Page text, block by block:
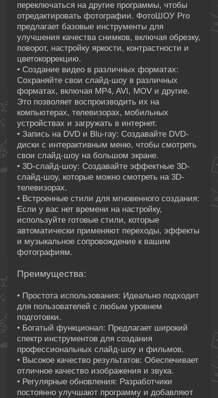
переключаться на другие программы, чтобы
отредактировать фотографии. ФотоШОУ Pro
предлагает базовые инструменты для
улучшения качества снимков, включая обрезку,
поворот, настройку яркости, контрастности и
цветокоррекцию.
• Создание видео в различных форматах:
Сохраняйте свои слайд-шоу в различных
форматах, включая MP4, AVI, MOV и другие.
Это позволяет воспроизводить их на
компьютерах, телевизорах, мобильных
устройствах и загружать в интернет.
• Запись на DVD и Blu-ray: Создавайте DVD-
диски с интерактивным меню, чтобы смотреть
свои слайд-шоу на большом экране.
• 3D-слайд-шоу: Создавайте эффектные 3D-
слайд-шоу, которые можно смотреть на 3D-
телевизорах.
• Встроенные стили для мгновенного создания:
Если у вас нет времени на настройку,
используйте готовые стили, которые
автоматически применяют переходы, эффекты
и музыкальное сопровождение к вашим
фотографиям.
Преимущества:
• Простота использования: Идеально подходит
для пользователей с любым уровнем
подготовки.
• Богатый функционал: Предлагает широкий
спектр инструментов для создания
профессиональных слайд-шоу и фильмов.
• Высокое качество результатов: Обеспечивает
отличное качество изображения и звука.
• Регулярные обновления: Разработчики
постоянно улучшают программу и добавляют